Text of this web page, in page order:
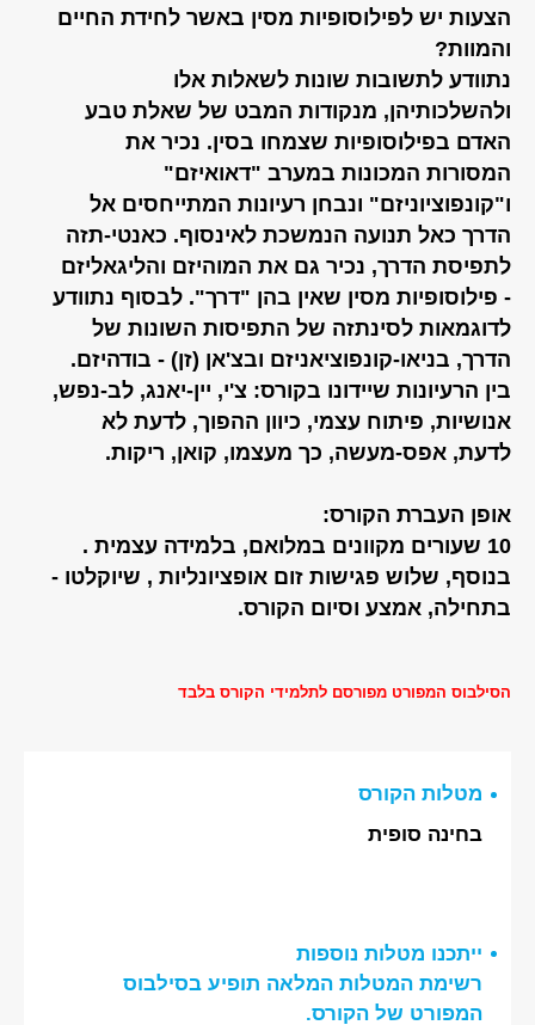
הצעות יש לפילוסופיות מסין באשר לחידת החיים
והמוות?
נתוודע לתשובות שונות לשאלות אלו
ולהשלכותיהן, מנקודות המבט של שאלת טבע
האדם בפילוסופיות שצמחו בסין. נכיר את
המסורות המכונות במערב "דאואיזם"
ו"קונפוציוניזם" ונבחן רעיונות המתייחסים אל
הדרך כאל תנועה הנמשכת לאינסוף. כאנטי-תזה
לתפיסת הדרך, נכיר גם את המוהיזם והליגאליזם
- פילוסופיות מסין שאין בהן "דרך". לבסוף נתוודע
לדוגמאות לסינתזה של התפיסות השונות של
הדרך, בניאו-קונפוציאניזם ובצ'אן (זן) - בודהיזם.
בין הרעיונות שיידונו בקורס: צ'י, יין-יאנג, לב-נפש,
אנושיות, פיתוח עצמי, כיוון ההפוך, לדעת לא
לדעת, אפס-מעשה, כך מעצמו, קואן, ריקות.
אופן העברת הקורס:
10 שעורים מקוונים במלואם, בלמידה עצמית .
בנוסף, שלוש פגישות זום אופציונליות , שיוקלטו -
בתחילה, אמצע וסיום הקורס.
הסילבוס המפורט מפורסם לתלמידי הקורס בלבד
מטלות הקורס
בחינה סופית
ייתכנו מטלות נוספות
רשימת המטלות המלאה תופיע בסילבוס
המפורט של הקורס.